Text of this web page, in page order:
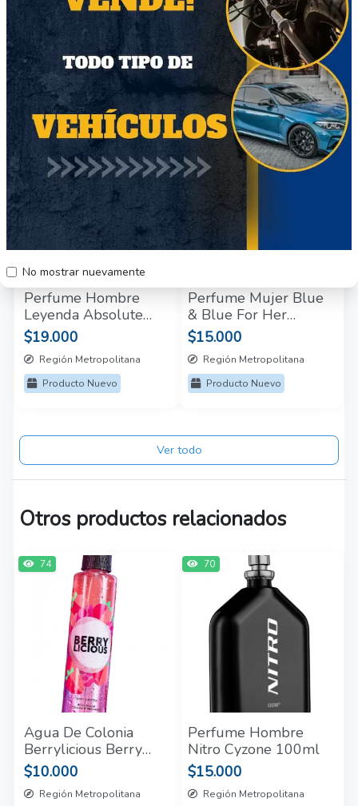
No mostrar nuevamente
D'amelie Lbel 45ml
Spray
$20.000
Región Metropolitana
Producto Nuevo
Grazzia De Esika 50
$16.000
Región Metropolitana
Producto Nuevo
67
Perfume Hombre
Leyenda Absolute
Esika 100 Ml
$19.000
Región Metropolitana
Producto Nuevo
85
Perfume Mujer Blue
& Blue For Her
Cyzone 75 Ml
$15.000
Región Metropolitana
Producto Nuevo
Ver todo
Otros productos relacionados
74
Agua De Colonia
Berrylicious Berry
Cocktail Cyzone 200
Ml
$10.000
Región Metropolitana
70
Perfume Hombre
Nitro Cyzone 100ml
$15.000
Región Metropolitana